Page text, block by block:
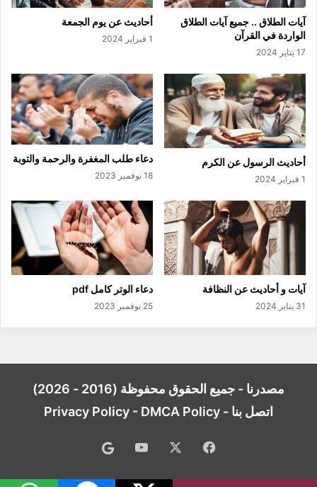
آيات الطلاق .. جميع آيات الطلاق
الواردة في القرآن
17 يناير 2024
أحاديث عن يوم الجمعة
1 فبراير 2024
أحاديث الرسول عن الكرم
1 فبراير 2024
دعاء طلب المغفرة والرحمة والتوبة
18 نوفمبر 2023
آيات و أحاديث عن النظافة
31 يناير 2024
دعاء الوتر كامل pdf
25 نوفمبر 2023
مصدرنا - جميع الحقوق محفوظة (2016 - 2026)
اتصل بنا -
Privacy Policy - DMCA Policy
فيسبوك ‫YouTube
Google
News